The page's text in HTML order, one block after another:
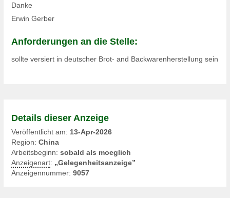
Danke
Erwin Gerber
Anforderungen an die Stelle:
sollte versiert in deutscher Brot- and Backwarenherstellung sein
Details dieser Anzeige
Veröffentlicht am: 13-Apr-2026
Region: China
Arbeitsbeginn: sobald als moeglich
Anzeigenart: „Gelegenheitsanzeige”
Anzeigennummer: 9057